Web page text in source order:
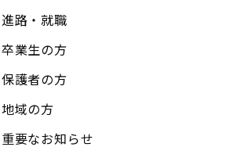
進路・就職
卒業生の方
保護者の方
地域の方
重要なお知らせ